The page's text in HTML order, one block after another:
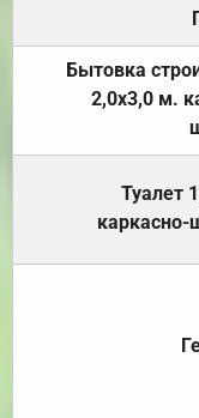
Бытовка
2,0х3,0 м.
Туалет
каркасно-